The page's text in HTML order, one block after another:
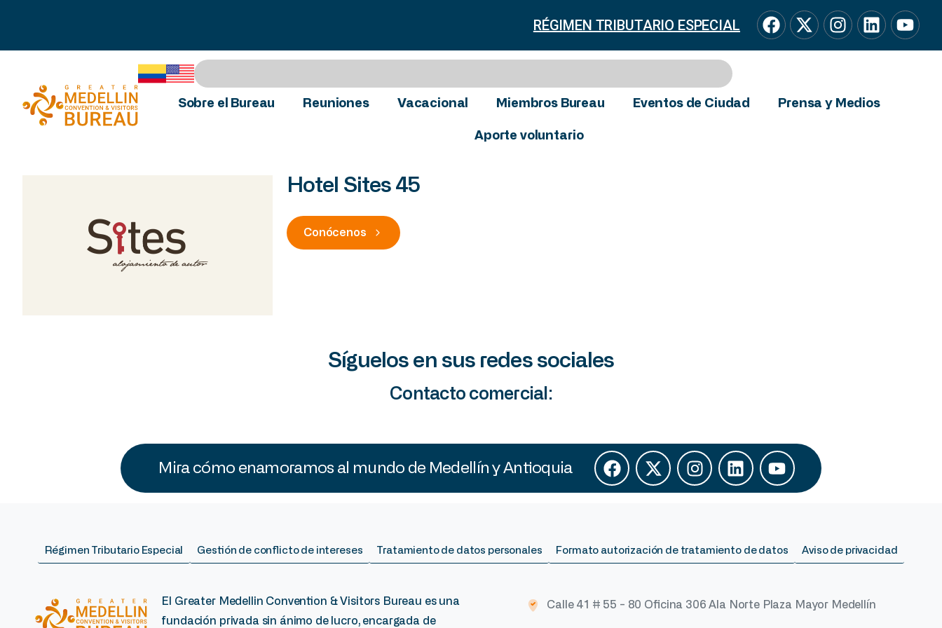
RÉGIMEN TRIBUTARIO ESPECIAL
Sobre el Bureau Reuniones Vacacional Miembros Bureau Eventos de Ciudad Prensa y Medios
Aporte voluntario
Hotel Sites 45
Conócenos
Síguelos en sus redes sociales
Contacto comercial:
Mira cómo enamoramos al mundo de Medellín y Antioquia
Régimen Tributario Especial Gestión de conflicto de intereses Tratamiento de datos personales Formato autorización de tratamiento de datos Aviso de privacidad
El Greater Medellin Convention & Visitors Bureau es una
fundación privada sin ánimo de lucro, encargada de
Calle 41 # 55 - 80 Oficina 306 Ala Norte Plaza Mayor Medellín